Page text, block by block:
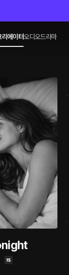
리에이터오디오드라마